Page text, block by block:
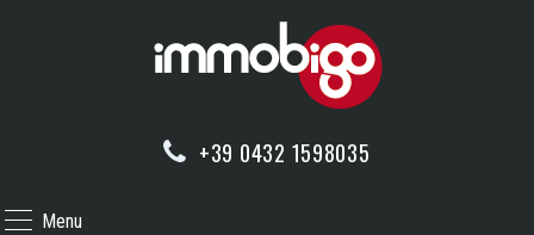
+39 0432 1598035
Menu